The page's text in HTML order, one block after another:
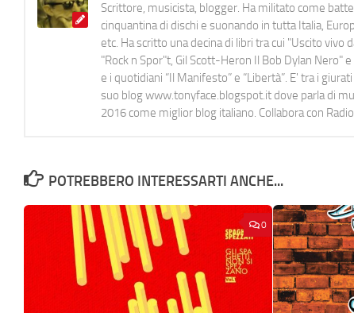
Scrittore, musicista, blogger. Ha militato come
cinquantina di dischi e suonando in tutta Italia,
etc. Ha scritto una decina di libri tra cui "Uscito vivo
"Rock n Spor"t, Gil Scott-Heron Il Bob Dylan Nero"
e i quotidiani “Il Manifesto” e “Libertà”. E' tra i
suo blog www.tonyface.blogspot.it dove parla di
2016 come miglior blog italiano. Collabora con
POTREBBERO INTERESSARTI ANCHE...
0